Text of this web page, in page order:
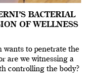
BACTERIAL
OF WELLNESS
wants to penetrate the
are we witnessing a
controlling the body?